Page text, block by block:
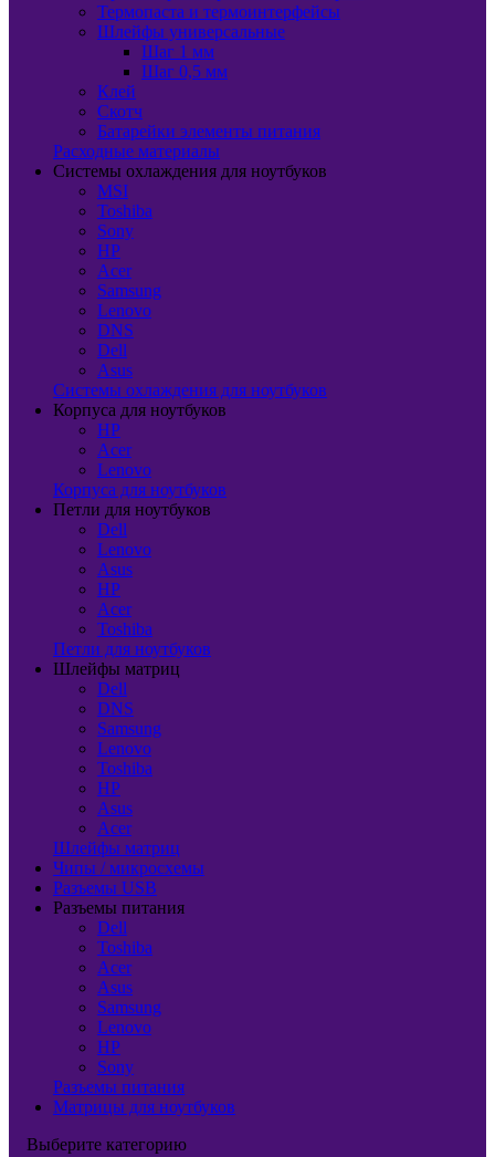
Термопаста и термоинтерфейсы
Шлейфы универсальные
Шаг 1 мм
Шаг 0,5 мм
Клей
Скотч
Батарейки элементы питания
Расходные материалы
Системы охлаждения для ноутбуков
MSI
Toshiba
Sony
HP
Acer
Samsung
Lenovo
DNS
Dell
Asus
Системы охлаждения для ноутбуков
Корпуса для ноутбуков
HP
Acer
Lenovo
Корпуса для ноутбуков
Петли для ноутбуков
Dell
Lenovo
Asus
HP
Acer
Toshiba
Петли для ноутбуков
Шлейфы матриц
Dell
DNS
Samsung
Lenovo
Toshiba
HP
Asus
Acer
Шлейфы матриц
Чипы / микросхемы
Разъемы USB
Разъемы питания
Dell
Toshiba
Acer
Asus
Samsung
Lenovo
HP
Sony
Разъемы питания
Матрицы для ноутбуков
Выберите категорию